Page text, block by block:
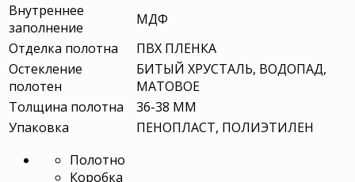
Внутреннее
заполнение
МДФ
Отделка полотна
ПВХ ПЛЕНКА
Остекление
полотен
БИТЫЙ ХРУСТАЛЬ, ВОДОПАД,
МАТОВОЕ
Толщина полотна
36-38 ММ
Упаковка
ПЕНОПЛАСТ, ПОЛИЭТИЛЕН
Полотно
Коробка